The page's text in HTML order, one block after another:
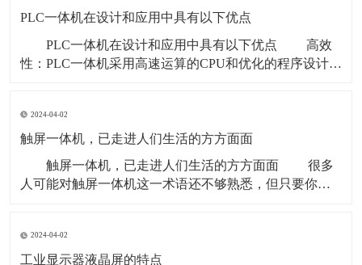
PLC一体机在设计和应用中具有以下优点
PLC一体机在设计和应用中具有以下优点 高效
性：PLC一体机采用高速运算的CPU和优化的程序设计，
试，具有高可靠性和高稳定性，能够在恶劣的工业环境
中稳定运行。 可编程性：PL
2024-04-02
触屏一体机，已走进人们生活的方方面面
触屏一体机，已走进人们生活的方方面面 很多
人可能对触屏一体机这一术语还不够熟悉，但只要你仔
触屏一体机 上班族不再需要拿笔签到，只需在
考勤机的触摸屏前轻轻点击，记录按时上下班
2024-04-02
工业显示器液晶屏的特点